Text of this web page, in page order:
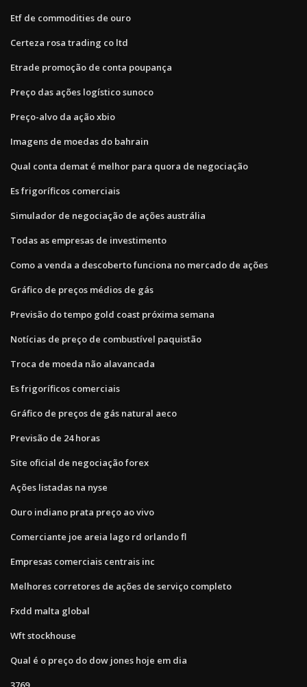
Etf de commodities de ouro
Certeza rosa trading co ltd
Etrade promoção de conta poupança
Preço das ações logístico sunoco
Preço-alvo da ação xbio
Imagens de moedas do bahrain
Qual conta demat é melhor para quora de negociação
Es frigoríficos comerciais
Simulador de negociação de ações austrália
Todas as empresas de investimento
Como a venda a descoberto funciona no mercado de ações
Gráfico de preços médios de gás
Previsão do tempo gold coast próxima semana
Notícias de preço de combustível paquistão
Troca de moeda não alavancada
Es frigoríficos comerciais
Gráfico de preços de gás natural aeco
Previsão de 24 horas
Site oficial de negociação forex
Ações listadas na nyse
Ouro indiano prata preço ao vivo
Comerciante joe areia lago rd orlando fl
Empresas comerciais centrais inc
Melhores corretores de ações de serviço completo
Fxdd malta global
Wft stockhouse
Qual é o preço do dow jones hoje em dia